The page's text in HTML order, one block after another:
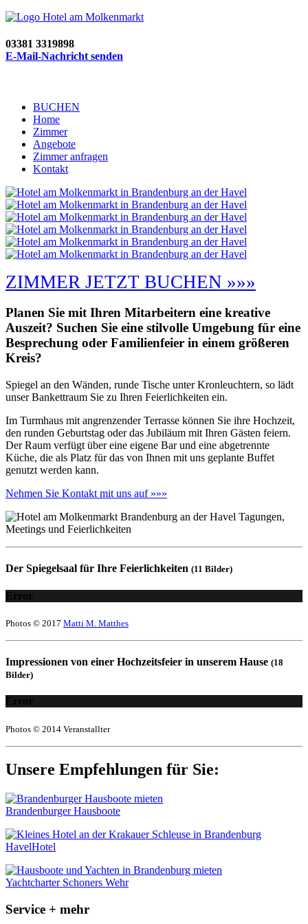
03381 3319898
E-Mail-Nachricht senden
BUCHEN
Home
Zimmer
Angebote
Zimmer anfragen
Kontakt
ZIMMER JETZT BUCHEN »»»
Planen Sie mit Ihren Mitarbeitern eine kreative
Auszeit? Suchen Sie eine stilvolle Umgebung für eine
Besprechung oder Familienfeier in einem größeren
Kreis?
Spiegel an den Wänden, runde Tische unter Kronleuchtern, so lädt
unser Bankettraum Sie zu Ihren Feierlichkeiten ein.
Im Turmhaus mit angrenzender Terrasse können Sie ihre Hochzeit,
den runden Geburtstag oder das Jubiläum mit Ihren Gästen feiern.
Der Raum verfügt über eine eigene Bar und eine abgetrennte
Küche, die als Platz für das von Ihnen mit uns geplante Buffet
genutzt werden kann.
Nehmen Sie Kontakt mit uns auf »»»
Der Spiegelsaal für Ihre Feierlichkeiten (11 Bilder)
Error
Photos © 2017 Matti M. Matthes
Impressionen von einer Hochzeitsfeier in unserem Hause (18
Bilder)
Error
Photos © 2014 Veranstallter
Unsere Empfehlungen für Sie:
Brandenburger Hausboote
HavelHotel
Yachtcharter Schoners Wehr
Service + mehr